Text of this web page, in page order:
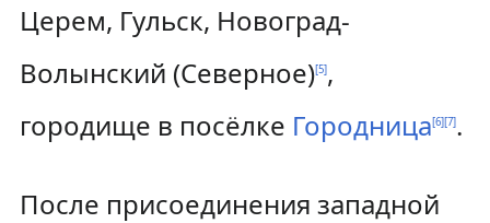
Церем, Гульск, Новоград-
Волынский (Северное)[5],
городище в посёлке Городница[6][7].
После присоединения западной